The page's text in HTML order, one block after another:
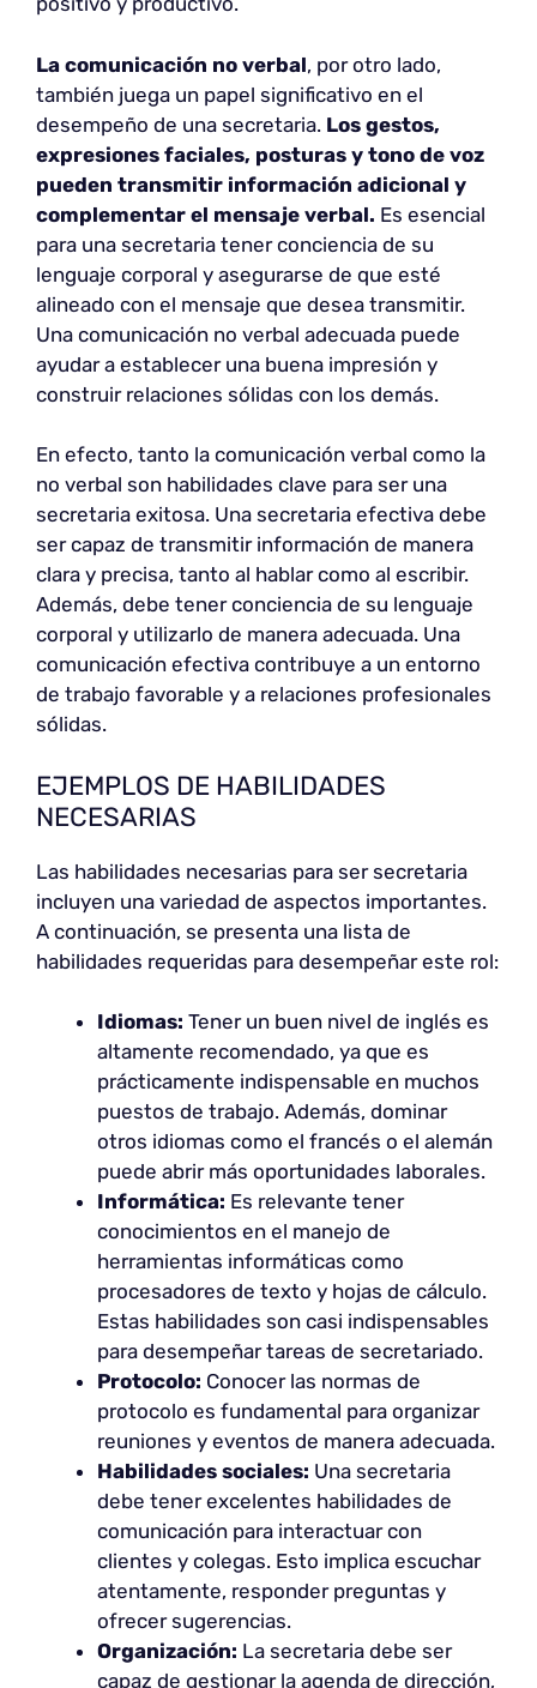
La comunicación no verbal, por otro lado,
también juega un papel significativo en el
desempeño de una secretaria. Los gestos,
expresiones faciales, posturas y tono de voz
pueden transmitir información adicional y
complementar el mensaje verbal. Es esencial
para una secretaria tener conciencia de su
lenguaje corporal y asegurarse de que esté
alineado con el mensaje que desea transmitir.
Una comunicación no verbal adecuada puede
ayudar a establecer una buena impresión y
construir relaciones sólidas con los demás.
En efecto, tanto la comunicación verbal como la
no verbal son habilidades clave para ser una
secretaria exitosa. Una secretaria efectiva debe
ser capaz de transmitir información de manera
clara y precisa, tanto al hablar como al escribir.
Además, debe tener conciencia de su lenguaje
corporal y utilizarlo de manera adecuada. Una
comunicación efectiva contribuye a un entorno
de trabajo favorable y a relaciones profesionales
sólidas.
EJEMPLOS DE HABILIDADES
NECESARIAS
Las habilidades necesarias para ser secretaria
incluyen una variedad de aspectos importantes.
A continuación, se presenta una lista de
habilidades requeridas para desempeñar este rol:
Idiomas: Tener un buen nivel de inglés es
altamente recomendado, ya que es
prácticamente indispensable en muchos
puestos de trabajo. Además, dominar
otros idiomas como el francés o el alemán
puede abrir más oportunidades laborales.
Informática: Es relevante tener
conocimientos en el manejo de
herramientas informáticas como
procesadores de texto y hojas de cálculo.
Estas habilidades son casi indispensables
para desempeñar tareas de secretariado.
Protocolo: Conocer las normas de
protocolo es fundamental para organizar
reuniones y eventos de manera adecuada.
Habilidades sociales: Una secretaria
debe tener excelentes habilidades de
comunicación para interactuar con
clientes y colegas. Esto implica escuchar
atentamente, responder preguntas y
ofrecer sugerencias.
Organización: La secretaria debe ser
capaz de gestionar la agenda de dirección,